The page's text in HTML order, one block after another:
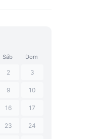
Sáb Dom
2 3
9 10
16 17
23 24